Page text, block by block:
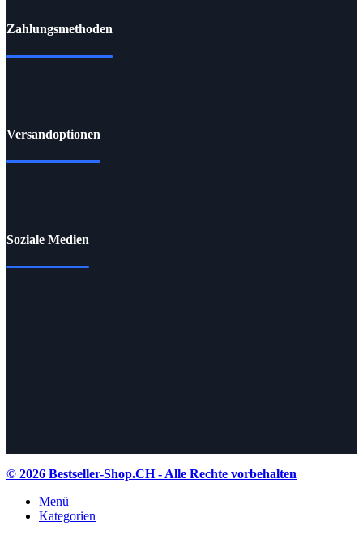
Zahlungsmethoden
Versandoptionen
Soziale Medien
© 2026 Bestseller-Shop.CH- Alle Rechte vorbehalten
Menü
Kategorien